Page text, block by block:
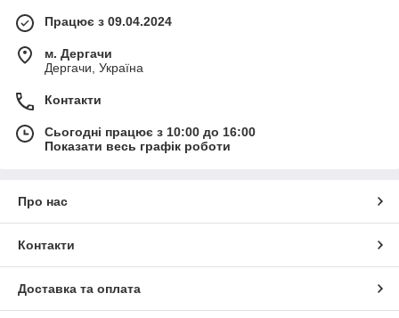
Працює з 09.04.2024
м. Дергачи
Дергачи, Україна
Контакти
Сьогодні працює з 10:00 до 16:00
Показати весь графік роботи
Про нас
Контакти
Доставка та оплата